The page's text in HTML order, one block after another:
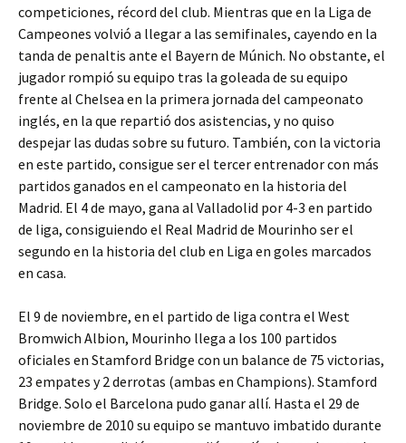
competiciones, récord del club. Mientras que en la Liga de
Campeones volvió a llegar a las semifinales, cayendo en la
tanda de penaltis ante el Bayern de Múnich. No obstante, el
jugador rompió su equipo tras la goleada de su equipo
frente al Chelsea en la primera jornada del campeonato
inglés, en la que repartió dos asistencias, y no quiso
despejar las dudas sobre su futuro. También, con la victoria
en este partido, consigue ser el tercer entrenador con más
partidos ganados en el campeonato en la historia del
Madrid. El 4 de mayo, gana al Valladolid por 4-3 en partido
de liga, consiguiendo el Real Madrid de Mourinho ser el
segundo en la historia del club en Liga en goles marcados
en casa.
El 9 de noviembre, en el partido de liga contra el West
Bromwich Albion, Mourinho llega a los 100 partidos
oficiales en Stamford Bridge con un balance de 75 victorias,
23 empates y 2 derrotas (ambas en Champions). Stamford
Bridge. Solo el Barcelona pudo ganar allí. Hasta el 29 de
noviembre de 2010 su equipo se mantuvo imbatido durante